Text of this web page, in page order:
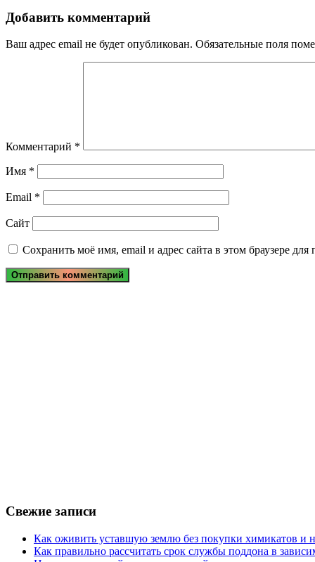
записям
Добавить комментарий
Ваш адрес email не будет опубликован. Обязательные поля
Комментарий *
Имя *
Email *
Сайт
Сохранить моё имя, email и адрес сайта в этом браузере
Свежие записи
Как оживить уставшую землю без покупки химикатов и
Как правильно рассчитать срок службы поддона в